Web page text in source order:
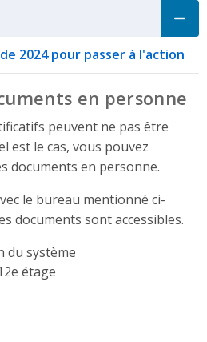
Click to Expand
2024 pour passer à l'action
en personne
peuvent ne pas être
est le cas, vous pouvez
documents en personne.
le bureau mentionné ci-
documents sont accessibles.
du système
étage